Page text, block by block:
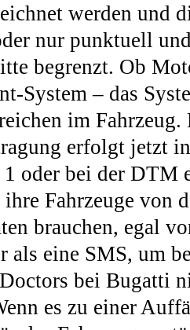
werden und
nur punktuell
begrenzt. Ob
System – das
im
erfolgt jetzt
oder bei der DTM
ihre Fahrzeuge von
brauchen, egal
als eine SMS, um
bei Bugatti
es zu einer